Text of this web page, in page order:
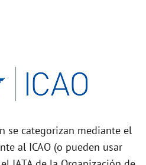
se categorizan mediante el
al ICAO (o pueden usar